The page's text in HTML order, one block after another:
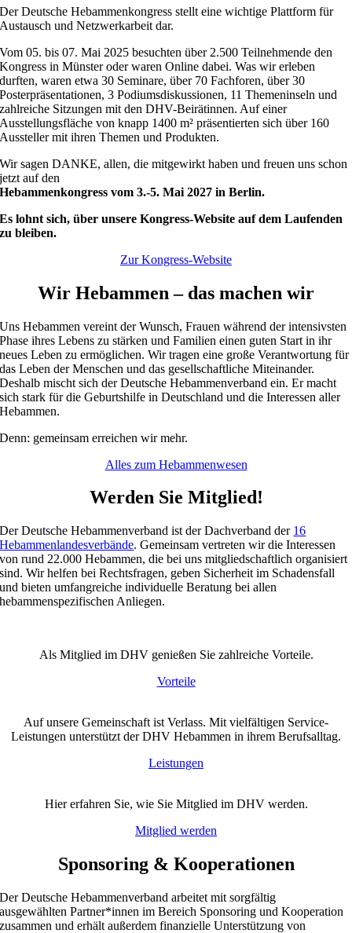
Der Deutsche Hebammenkongress stellt eine wichtige Plattform für
Austausch und Netzwerkarbeit dar.
Vom 05. bis 07. Mai 2025 besuchten über 2.500 Teilnehmende den
Kongress in Münster oder waren Online dabei. Was wir erleben
durften, waren etwa 30 Seminare, über 70 Fachforen, über 30
Posterpräsentationen, 3 Podiumsdiskussionen, 11 Themeninseln und
zahlreiche Sitzungen mit den DHV-Beirätinnen. Auf einer
Ausstellungsfläche von knapp 1400 m² präsentierten sich über 160
Aussteller mit ihren Themen und Produkten.
Wir sagen DANKE, allen, die mitgewirkt haben und freuen uns schon
jetzt auf den
Hebammenkongress vom 3.-5. Mai 2027 in Berlin.
Es lohnt sich, über unsere Kongress-Website auf dem Laufenden
zu bleiben.
Zur Kongress-Website
Wir Hebammen – das machen wir
Uns Hebammen vereint der Wunsch, Frauen während der intensivsten
Phase ihres Lebens zu stärken und Familien einen guten Start in ihr
neues Leben zu ermöglichen. Wir tragen eine große Verantwortung für
das Leben der Menschen und das gesellschaftliche Miteinander.
Deshalb mischt sich der Deutsche Hebammenverband ein. Er macht
sich stark für die Geburtshilfe in Deutschland und die Interessen aller
Hebammen.
Denn: gemeinsam erreichen wir mehr.
Alles zum Hebammenwesen
Werden Sie Mitglied!
Der Deutsche Hebammenverband ist der Dachverband der 16
Hebammenlandesverbände. Gemeinsam vertreten wir die Interessen
von rund 22.000 Hebammen, die bei uns mitgliedschaftlich organisiert
sind. Wir helfen bei Rechtsfragen, geben Sicherheit im Schadensfall
und bieten umfangreiche individuelle Beratung bei allen
hebammenspezifischen Anliegen.
Als Mitglied im DHV genießen Sie zahlreiche Vorteile.
Vorteile
Auf unsere Gemeinschaft ist Verlass. Mit vielfältigen Service-
Leistungen unterstützt der DHV Hebammen in ihrem Berufsalltag.
Leistungen
Hier erfahren Sie, wie Sie Mitglied im DHV werden.
Mitglied werden
Sponsoring & Kooperationen
Der Deutsche Hebammenverband arbeitet mit sorgfältig
ausgewähltenPartner*innen im Bereich Sponsoring und Kooperation
zusammen und erhält außerdem finanzielle Unterstützung von